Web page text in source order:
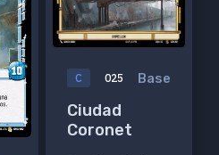
C 025 Base
Ciudad
Coronet